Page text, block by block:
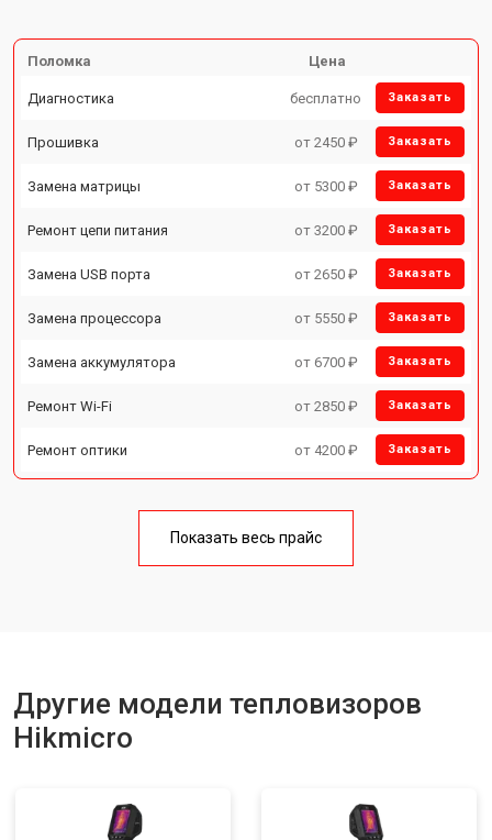
Поломка Цена
Диагностика бесплатно Заказать
Прошивка от 2450 ₽ Заказать
Замена матрицы от 5300 ₽ Заказать
Ремонт цепи питания от 3200 ₽ Заказать
Замена USB порта от 2650 ₽ Заказать
Замена процессора от 5550 ₽ Заказать
Замена аккумулятора от 6700 ₽ Заказать
Ремонт Wi-Fi от 2850 ₽ Заказать
Ремонт оптики от 4200 ₽ Заказать
Показать весь прайс
Другие модели тепловизоров
Hikmicro